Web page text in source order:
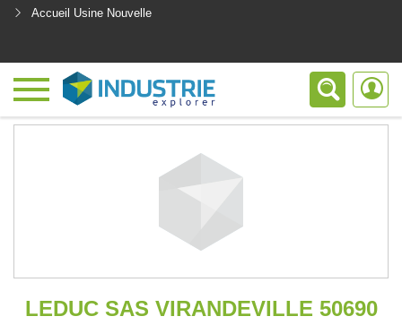
Accueil Usine Nouvelle
LEDUC SAS VIRANDEVILLE 50690